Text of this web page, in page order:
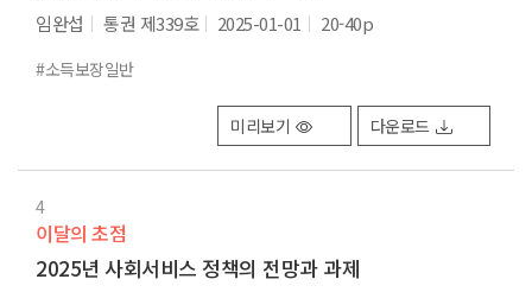
임완섭 통권 제339호 2025-01-01 20-40p
#소득보장일반
미리보기 다운로드
4
이달의 초점
2025년 사회서비스 정책의 전망과 과제